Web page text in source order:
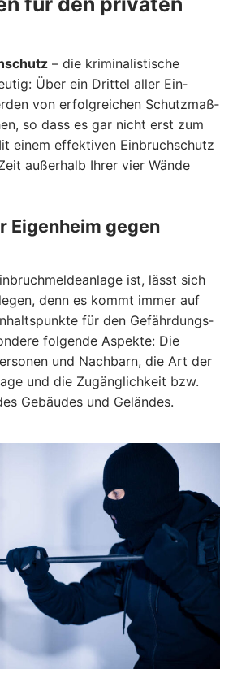
– die kriminalistische
Über ein Drittel aller Ein­
von erfolg­reichen Schutz­maß­
so dass es gar nicht erst zum
einem effektiven Ein­bruch­schutz
außer­halb Ihrer vier Wän­de
Eigenheim gegen
ist, lässt sich
denn es kommt immer auf
für den Ge­fährdungs­
folgende As­pekte: Die
und Nach­barn, die Art der
und die Zugänglichkeit bzw.
Gebäudes und Geländes.